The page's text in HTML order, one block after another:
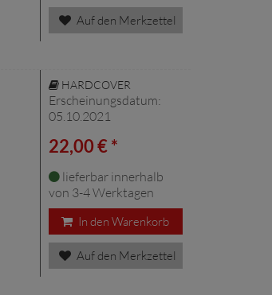
Auf den Merkzettel
HARDCOVER
Erscheinungsdatum:
05.10.2021
22,00 € *
lieferbar innerhalb
von 3-4 Werktagen
In den Warenkorb
Auf den Merkzettel